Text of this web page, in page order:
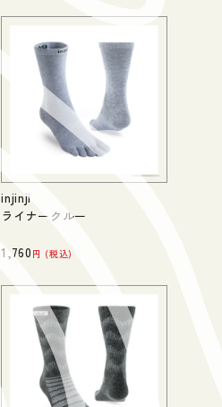
injinji
ライナークルー
1,760 税込